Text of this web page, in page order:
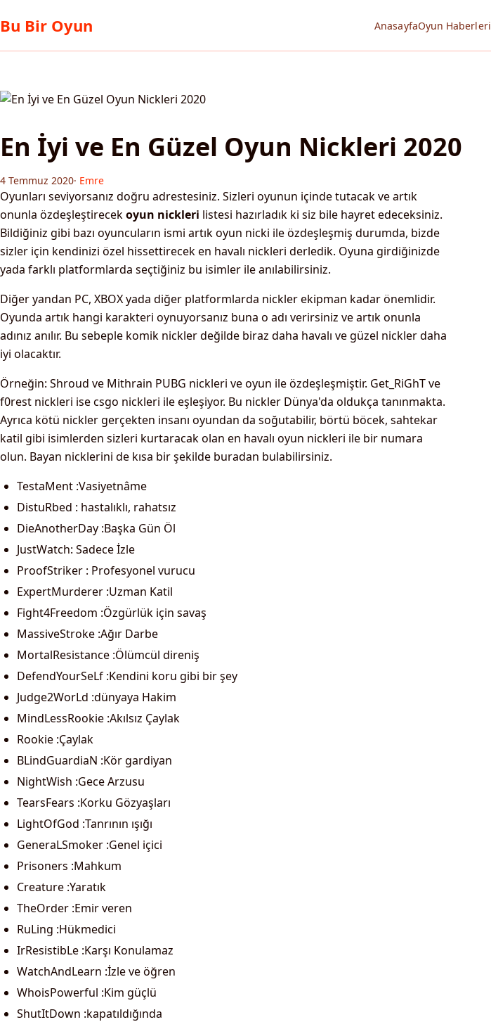
Bu Bir Oyun AnasayfaOyun Haberleri
En İyi ve En Güzel Oyun Nickleri 2020
4 Temmuz 2020· Emre
Oyunları seviyorsanız doğru adrestesiniz. Sizleri oyunun içinde tutacak ve artık
onunla özdeşleştirecekoyun nickleri listesi hazırladık ki siz bile hayret edeceksiniz.
Bildiğiniz gibi bazı oyuncuların ismi artık oyun nicki ile özdeşleşmiş durumda, bizde
sizler için kendinizi özel hissettirecek en havalı nickleri derledik. Oyuna girdiğinizde
yada farklı platformlarda seçtiğiniz bu isimler ile anılabilirsiniz.
Diğer yandan PC, XBOX yada diğer platformlarda nickler ekipman kadar önemlidir.
Oyunda artık hangi karakteri oynuyorsanız buna o adı verirsiniz ve artık onunla
adınız anılır. Bu sebeple komik nickler değilde biraz daha havalı ve güzel nickler daha
iyi olacaktır.
Örneğin: Shroud ve Mithrain PUBG nickleri ve oyun ile özdeşleşmiştir. Get_RiGhT ve
f0rest nickleri ise csgo nickleri ile eşleşiyor. Bu nickler Dünya'da oldukça tanınmakta.
Ayrıca kötü nickler gerçekten insanı oyundan da soğutabilir, börtü böcek, sahtekar
katil gibi isimlerden sizleri kurtaracak olan en havalı oyun nickleri ile bir numara
olun. Bayan nicklerini de kısa bir şekilde buradan bulabilirsiniz.
TestaMent :Vasiyetnâme
DistuRbed : hastalıklı, rahatsız
DieAnotherDay :Başka Gün Öl
JustWatch: Sadece İzle
ProofStriker : Profesyonel vurucu
ExpertMurderer :Uzman Katil
Fight4Freedom :Özgürlük için savaş
MassiveStroke :Ağır Darbe
MortalResistance :Ölümcül direniş
DefendYourSeLf :Kendini koru gibi bir şey
Judge2WorLd :dünyaya Hakim
MindLessRookie :Akılsız Çaylak
Rookie :Çaylak
BLindGuardiaN :Kör gardiyan
NightWish :Gece Arzusu
TearsFears :Korku Gözyaşları
LightOfGod :Tanrının ışığı
GeneraLSmoker :Genel içici
Prisoners :Mahkum
Creature :Yaratık
TheOrder :Emir veren
RuLing :Hükmedici
IrResistibLe :Karşı Konulamaz
WatchAndLearn :İzle ve öğren
WhoisPowerful :Kim güçlü
ShutItDown :kapatıldığında